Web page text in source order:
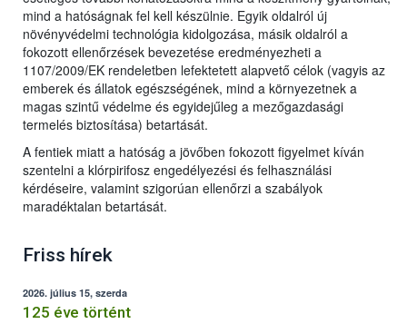
mind a hatóságnak fel kell készülnie. Egyik oldalról új
növényvédelmi technológia kidolgozása, másik oldalról a
fokozott ellenőrzések bevezetése eredményezheti a
1107/2009/EK rendeletben lefektetett alapvető célok (vagyis az
emberek és állatok egészségének, mind a környezetnek a
magas szintű védelme és egyidejűleg a mezőgazdasági
termelés biztosítása) betartását.
A fentiek miatt a hatóság a jövőben fokozott figyelmet kíván
szentelni a klórpirifosz engedélyezési és felhasználási
kérdéseire, valamint szigorúan ellenőrzi a szabályok
maradéktalan betartását.
Friss hírek
2026. július 15, szerda
125 éve történt